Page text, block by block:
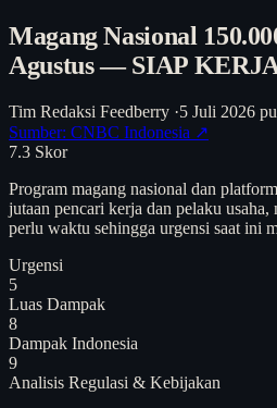
Magang Nasional
Agustus — SIAP
Tim Redaksi Feedberry ·5 Juli 2026
Sumber: CNBC Indonesia ↗
7.3 Skor
Program magang nasional dan
jutaan pencari kerja dan pelaku usaha,
perlu waktu sehingga urgensi saat ini
Urgensi
5
Luas Dampak
8
Dampak Indonesia
9
Analisis Regulasi & Kebijakan